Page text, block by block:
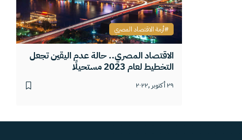
الاقتصاد المصري.. حالة عدم اليقين تجعل
التخطيط لعام 2023 مستحيلًا
٢٩ أكتوبر ,٢٠٢٢
أزمة الاقتصاد المصري